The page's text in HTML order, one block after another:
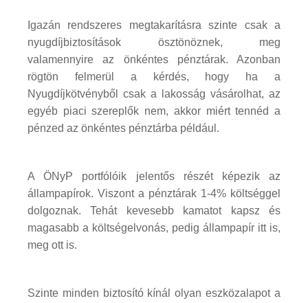
Igazán rendszeres megtakarításra szinte csak a
nyugdíjbiztosítások ösztönöznek, meg
valamennyire az önkéntes pénztárak. Azonban
rögtön felmerül a kérdés, hogy ha a
Nyugdíjkötvényből csak a lakosság vásárolhat, az
egyéb piaci szereplők nem, akkor miért tennéd a
pénzed az önkéntes pénztárba például.
A ÖNyP portfólóik jelentős részét képezik az
állampapírok. Viszont a pénztárak 1-4% költséggel
dolgoznak. Tehát kevesebb kamatot kapsz és
magasabb a költségelvonás, pedig állampapír itt is,
meg ott is.
Szinte minden biztosító kínál olyan eszközalapot a